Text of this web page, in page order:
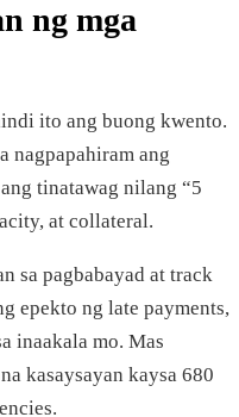
ng mga
ito ang buong kwento.
nagpapahiram ang
tinatawag nilang “5
at collateral.
sa pagbabayad at track
epekto ng late payments,
inaakala mo. Mas
kasaysayan kaysa 680